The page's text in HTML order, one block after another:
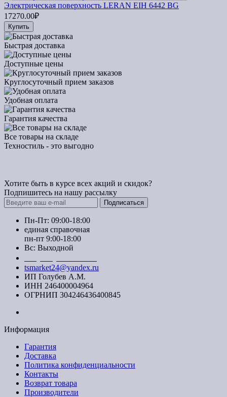
Электрическая поверхность LERAN EIH 6442 BG
17270.00₽
Купить
Быстрая доставка
Доступные цены
Круглосуточный прием заказов
Удобная оплата
Гарантия качества
Все товары на складе
Техностиль - это выгодно
Хотите быть в курсе всех акций и скидок?
Подпишитесь на нашу рассылку
Подписаться
Пн-Пт: 09:00-18:00
единая справочная
пн-пт 9:00-18:00
Вс: Выходной
tsmarket24@yandex.ru
ИП Голубев А.М.
ИНН 246400004964
ОГРНИП 304246436400845
Информация
Гарантия
Доставка
Политика конфиденциальности
Контакты
Возврат товара
Производители